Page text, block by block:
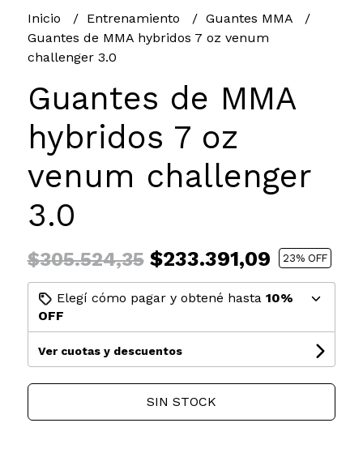
Inicio Entrenamiento
Guantes MMA
Guantes de MMA hybridos 7 oz venum
challenger 3.0
Guantes de MMA
hybridos 7 oz
venum challenger
3.0
$305.524,35$233.391,09 23% OFF
Elegí cómo pagar y obtené hasta 10%
OFF
Ver cuotas y descuentos
SIN STOCK